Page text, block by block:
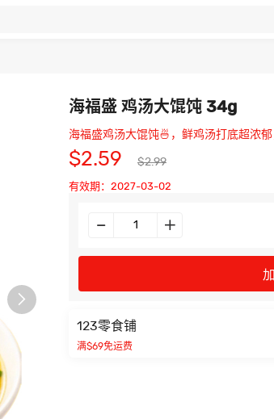

海福盛 鸡汤大馄饨 34g
海福盛鸡汤大馄饨🍜，鲜鸡汤打底超浓
$2.59 $2.99
有效期：2027-03-02
123零食铺
满$69免运费